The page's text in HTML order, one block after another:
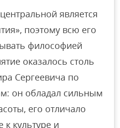
является
поэтому всю его
философией
оказалось столь
Сергеевича по
он обладал сильным
его отличало
культуре и